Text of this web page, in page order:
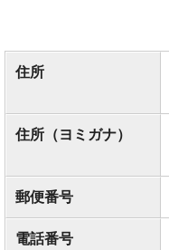
住所
住所（ヨミガナ）
郵便番号
電話番号